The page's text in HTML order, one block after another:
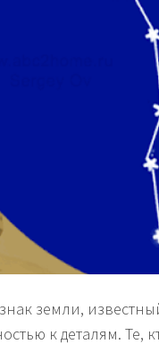
земли,
к деталям. Те,